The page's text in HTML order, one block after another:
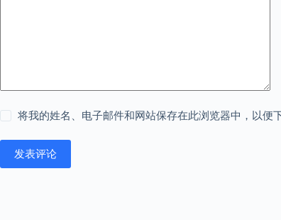
将我的姓名、电子邮件和网站保存在此浏览器中，以便
发表评论